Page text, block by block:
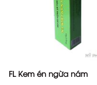
FL Kem én ngừa nám